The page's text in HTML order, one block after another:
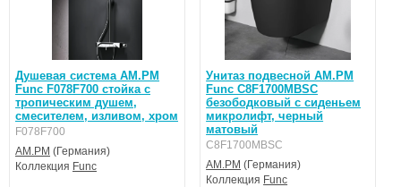
Душевая система AM.PM
Func F078F700 стойка с
тропическим душем,
смесителем, изливом, хром
F078F700
AM.PM (Германия)
Коллекция Func
Унитаз подвесной AM.PM
Func C8F1700MBSC
безободковый с сиденьем
микролифт, черный
матовый
C8F1700MBSC
AM.PM (Германия)
Коллекция Func